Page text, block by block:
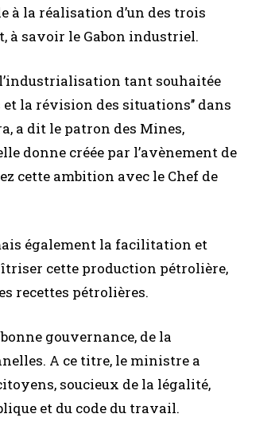
à la réalisation d’un des trois
à savoir le Gabon industriel.
tant souhaitée
la révision des situations’’ dans
a dit le patron des Mines,
donne créée par l’avènement de
cette ambition avec le Chef de
également la facilitation et
cette production pétrolière,
recettes pétrolières.
gouvernance, de la
A ce titre, le ministre a
soucieux de la légalité,
et du code du travail.